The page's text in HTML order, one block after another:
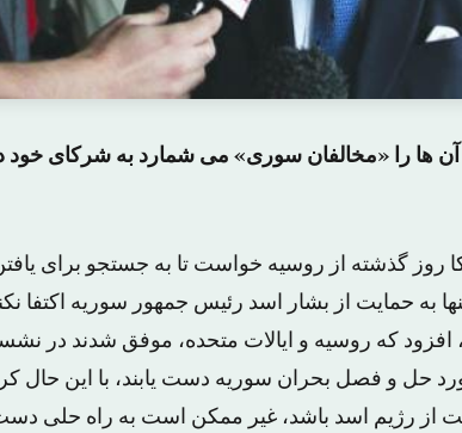
ها را «مخالفان سوری» می شمارد به شرکای
روز گذشته از روسیه خواست تا به جستجو برای
به حمایت از بشار اسد رئیس جمهور سوریه اکتفا
که روسیه و ایالات متحده، موفق شدند در
حل و فصل بحران سوریه دست یابند، با این حال
از رژیم اسد باشد، غیر ممکن است به راه حلی